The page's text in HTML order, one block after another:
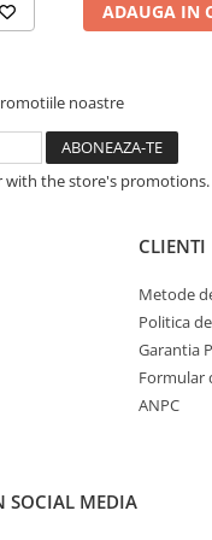
ADAUGA IN
noastre
with the store's
CLIENTI
Metode
Politica
Garantia
Formular
ANPC
SOCIAL MEDIA